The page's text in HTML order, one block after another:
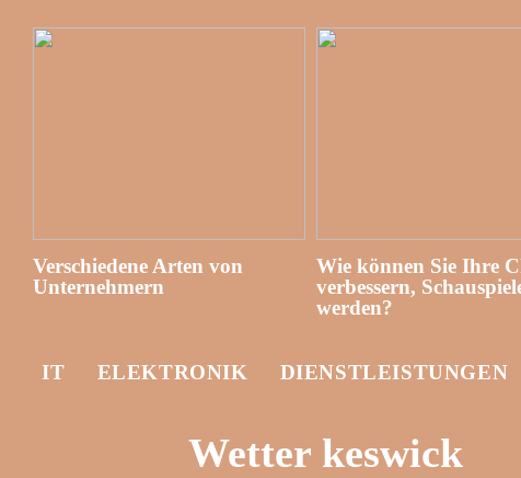
Verschiedene Arten von
Unternehmern
Wie können Sie Ihre
verbessern,
werden?
IT ELEKTRONIK DIENSTLEISTUNGEN
Wetter keswick